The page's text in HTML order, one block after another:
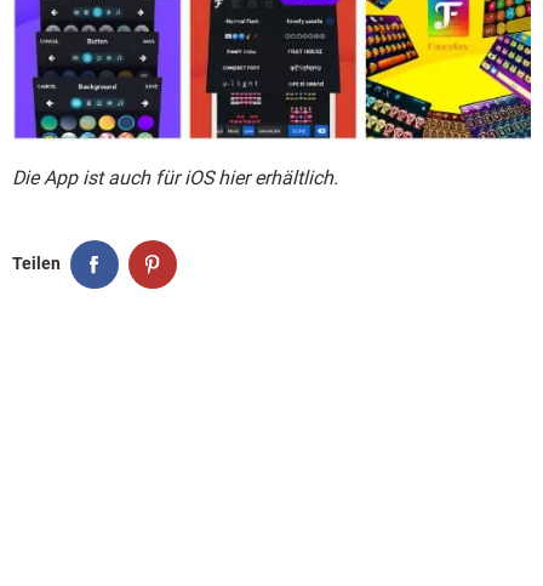
Die App ist auch für iOS hier erhältlich.
Teilen